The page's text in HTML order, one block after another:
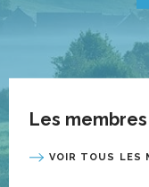
Les
VOIR TOUS LES